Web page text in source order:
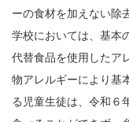
ーの食材を加えない除
学校においては、基本
代替食品を使用したア
物アレルギーにより基
る児童生徒は、令和６